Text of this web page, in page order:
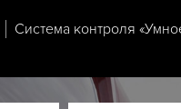
Система контроля